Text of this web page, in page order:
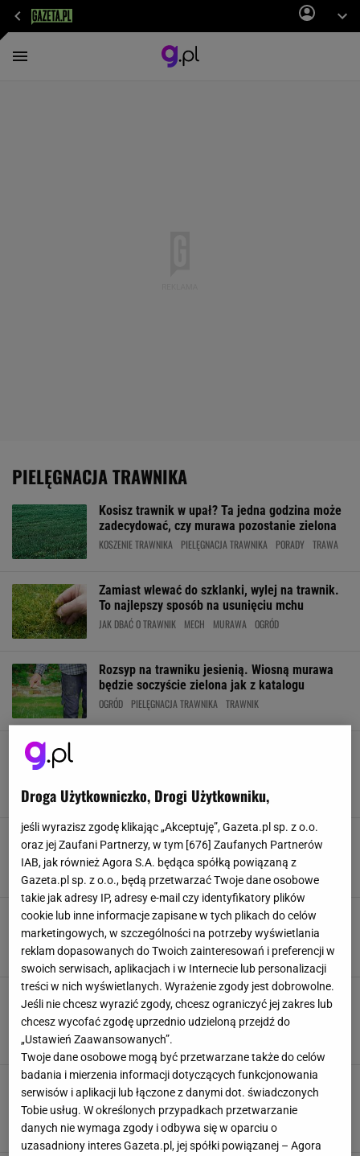
PIELĘGNACJA TRAWNIKA
Kosisz trawnik w upał? Ta jedna godzina może
zadecydować, czy murawa pozostanie zielona
KOSZENIE TRAWNIKA PIELĘGNACJA TRAWNIKA PORADY TRAWA
Zamiast wlewać do szklanki, wylej na trawnik.
To najlepszy sposób na usunięciu mchu
JAK DBAĆ O TRAWNIK MECH MURAWA OGRÓD
Rozsyp na trawniku jesienią. Wiosną murawa
będzie soczyście zielona jak z katalogu
OGRÓD PIELĘGNACJA TRAWNIKA TRAWNIK
NAWÓZ DO TRAWNIKA PIELĘGNACJA TRAWNIKA
Zauważyłeś je na posesji? Błyskawicznie niszą
trawnik. Zacznij działać i oblej je tą mieszanką
DOMOWE SPOSOBY GRZYBY OGRÓD PIELĘGNACJA TRAWNIKA
Chwasty w trawie to wiosenna zmora każdego.
A można się z nimi uporać w łatwy sposób
CHWASTY PIELĘGNACJA TRAWNIKA ROŚLINY TRAWA
Kiedy najlepiej siać trawę? Pamiętaj o tym
terminie, a już niedługo będziesz cieszyć się
"zielonym dywanem"
PIELĘGNACJA TRAWNIKA
Zostało niewiele czasu, aby wykonać ten
zabieg. Zagwarantuje gęstym i soczyście
zielony trawnik wiosną
PIELĘGNACJA TRAWNIKA PORADY ROŚLINY TRAWNIK
Droga Użytkowniczko, Drogi Użytkowniku,
jeśli wyrazisz zgodę klikając „Akceptuję”, Gazeta.pl sp. z o.o.
oraz jej Zaufani Partnerzy, w tym [ 676 ] Zaufanych Partnerów
IAB, jak również Agora S.A. będąca spółką powiązaną z
Gazeta.pl sp. z o.o., będą przetwarzać Twoje dane osobowe
takie jak adresy IP, adresy e-mail czy identyfikatory plików
cookie lub inne informacje zapisane w tych plikach do celów
marketingowych, w szczególności na potrzeby wyświetlania
reklam dopasowanych do Twoich zainteresowań i preferencji w
swoich serwisach, aplikacjach i w Internecie lub personalizacji
treści w nich wyświetlanych. Wyrażenie zgody jest dobrowolne.
Jeśli nie chcesz wyrazić zgody, chcesz ograniczyć jej zakres lub
chcesz wycofać zgodę uprzednio udzieloną przejdź do
„Ustawień Zaawansowanych”.
Twoje dane osobowe mogą być przetwarzane także do celów
badania i mierzenia informacji dotyczących funkcjonowania
serwisów i aplikacji lub łączone z danymi dot. świadczonych
Tobie usług. W określonych przypadkach przetwarzanie
danych nie wymaga zgody i odbywa się w oparciu o
uzasadniony interes Gazeta.pl, jej spółki powiązanej – Agora